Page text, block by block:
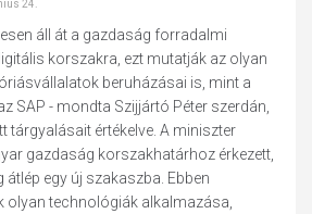
24.
áll át a gazdaság forradalmi
korszakra, ezt mutatják az olyan
beruházásai is, mint a
SAP - mondta Szijjártó Péter szerdán,
tárgyalásait értékelve. A miniszter
gazdaság korszakhatárhoz érkezett,
egy új szakaszba. Ebben
olyan technológiák alkalmazása,